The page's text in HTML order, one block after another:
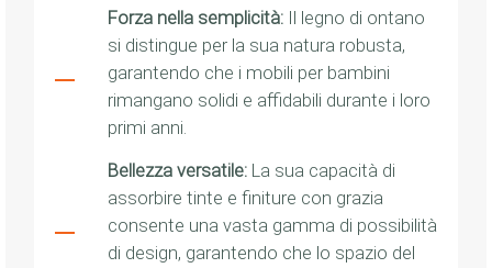
Forza nella semplicità:Il legno di ontano
si distingue per la sua natura robusta,
garantendo che i mobili per bambini
rimangano solidi e affidabili durante i loro
primi anni.
Bellezza versatile:La sua capacità di
assorbire tinte e finiture con grazia
consente una vasta gamma di possibilità
di design, garantendo che lo spazio del